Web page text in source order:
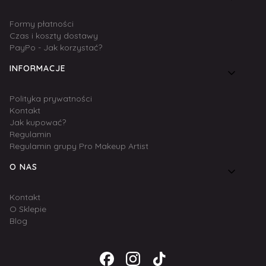
Formy płatności
Czas i koszty dostawy
PayPo - Jak korzystać?
INFORMACJE
Polityka prywatności
Kontakt
Jak kupować?
Regulamin
Regulamin grupy Pro Makeup Artist
O NAS
Kontakt
O Sklepie
Blog